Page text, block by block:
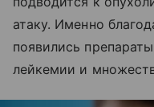
атаку. Именно
появились
лейкемии и